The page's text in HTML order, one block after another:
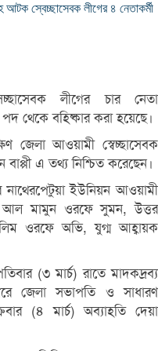
আটক স্বেচ্ছাসেবক লীগের ৪ নেতাকর্মী
লীগের চার নেতা
থেকে বহিষ্কার করা হয়েছে।
জেলা আওয়ামী স্বেচ্ছাসেবক
এ তথ্য নিশ্চিত করেছেন।
ইউনিয়ন আওয়ামী
আল মামুন ওরফে সুমন, উত্তর
ওরফে অভি, যুগ্ম আহ্বায়ক
(৩ মার্চ) রাতে মাদকদ্রব্য
জেলা সভাপতি ও সাধারণ
(৪ মার্চ) অব্যাহতি দেয়া